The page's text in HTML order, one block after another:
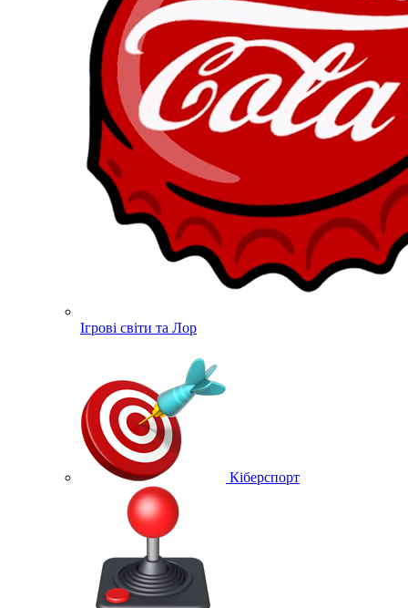
Ігрові світи та Лор
Кіберспорт